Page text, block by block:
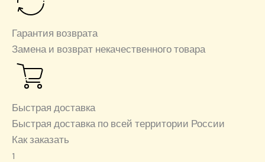
Гарантия возврата
Замена и возврат некачественного товара
Быстрая доставка
Быстрая доставка по всей территории России
Как заказать
1